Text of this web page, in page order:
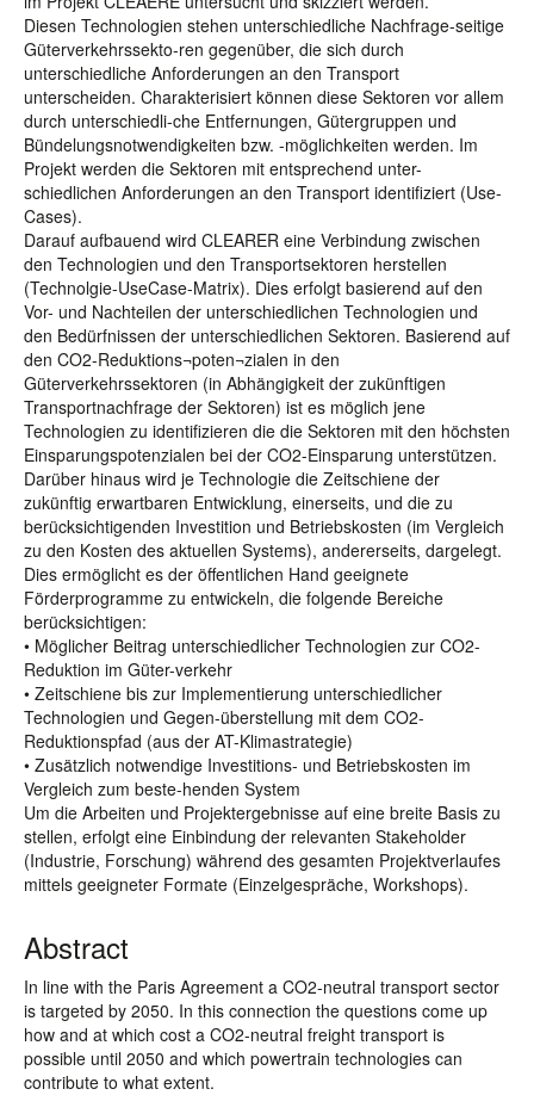
Diesen Technologien stehen unterschiedliche Nachfrage-seitige
Güterverkehrssekto-ren gegenüber, die sich durch
unterschiedliche Anforderungen an den Transport
unterscheiden. Charakterisiert können diese Sektoren vor allem
durch unterschiedli-che Entfernungen, Gütergruppen und
Bündelungsnotwendigkeiten bzw. -möglichkeiten werden. Im
Projekt werden die Sektoren mit entsprechend unter-
schiedlichen Anforderungen an den Transport identifiziert (Use-
Cases).
Darauf aufbauend wird CLEARER eine Verbindung zwischen
den Technologien und den Transportsektoren herstellen
(Technolgie-UseCase-Matrix). Dies erfolgt basierend auf den
Vor- und Nachteilen der unterschiedlichen Technologien und
den Bedürfnissen der unterschiedlichen Sektoren. Basierend auf
den CO2-Reduktions¬poten¬zialen in den
Güterverkehrssektoren (in Abhängigkeit der zukünftigen
Transportnachfrage der Sektoren) ist es möglich jene
Technologien zu identifizieren die die Sektoren mit den höchsten
Einsparungspotenzialen bei der CO2-Einsparung unterstützen.
Darüber hinaus wird je Technologie die Zeitschiene der
zukünftig erwartbaren Entwicklung, einerseits, und die zu
berücksichtigenden Investition und Betriebskosten (im Vergleich
zu den Kosten des aktuellen Systems), andererseits, dargelegt.
Dies ermöglicht es der öffentlichen Hand geeignete
Förderprogramme zu entwickeln, die folgende Bereiche
berücksichtigen:
• Möglicher Beitrag unterschiedlicher Technologien zur CO2-
Reduktion im Güter-verkehr
• Zeitschiene bis zur Implementierung unterschiedlicher
Technologien und Gegen-überstellung mit dem CO2-
Reduktionspfad (aus der AT-Klimastrategie)
• Zusätzlich notwendige Investitions- und Betriebskosten im
Vergleich zum beste-henden System
Um die Arbeiten und Projektergebnisse auf eine breite Basis zu
stellen, erfolgt eine Einbindung der relevanten Stakeholder
(Industrie, Forschung) während des gesamten Projektverlaufes
mittels geeigneter Formate (Einzelgespräche, Workshops).
Abstract
In line with the Paris Agreement a CO2-neutral transport sector
is targeted by 2050. In this connection the questions come up
how and at which cost a CO2-neutral freight transport is
possible until 2050 and which powertrain technologies can
contribute to what extent.